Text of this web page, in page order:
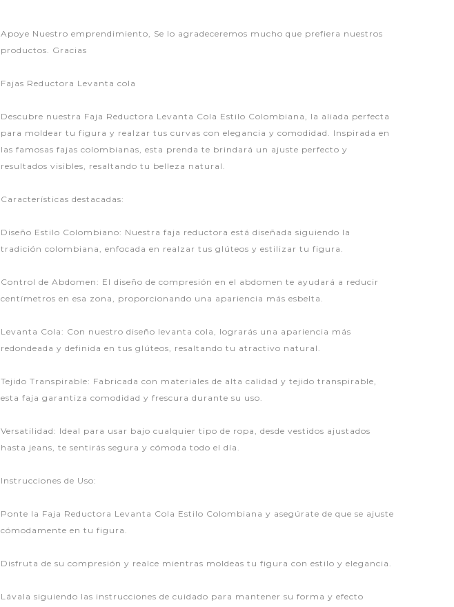
Apoye Nuestro emprendimiento, Se lo agradeceremos mucho que prefiera nuestros
productos. Gracias
Fajas Reductora Levanta cola
Descubre nuestra Faja Reductora Levanta Cola Estilo Colombiana, la aliada perfecta
para moldear tu figura y realzar tus curvas con elegancia y comodidad. Inspirada en
las famosas fajas colombianas, esta prenda te brindará un ajuste perfecto y
resultados visibles, resaltando tu belleza natural.
Características destacadas:
Diseño Estilo Colombiano: Nuestra faja reductora está diseñada siguiendo la
tradición colombiana, enfocada en realzar tus glúteos y estilizar tu figura.
Control de Abdomen: El diseño de compresión en el abdomen te ayudará a reducir
centímetros en esa zona, proporcionando una apariencia más esbelta.
Levanta Cola: Con nuestro diseño levanta cola, lograrás una apariencia más
redondeada y definida en tus glúteos, resaltando tu atractivo natural.
Tejido Transpirable: Fabricada con materiales de alta calidad y tejido transpirable,
esta faja garantiza comodidad y frescura durante su uso.
Versatilidad: Ideal para usar bajo cualquier tipo de ropa, desde vestidos ajustados
hasta jeans, te sentirás segura y cómoda todo el día.
Instrucciones de Uso:
Ponte la Faja Reductora Levanta Cola Estilo Colombiana y asegúrate de que se ajuste
cómodamente en tu figura.
Disfruta de su compresión y realce mientras moldeas tu figura con estilo y elegancia.
Lávala siguiendo las instrucciones de cuidado para mantener su forma y efecto